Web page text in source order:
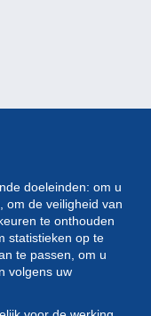
doeleinden: om u
om de veiligheid van
te onthouden
statistieken op te
te passen, om u
volgens uw